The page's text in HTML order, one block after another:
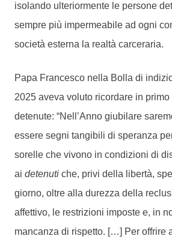
isolando ulteriormente le persone
sempre più impermeabile ad ogni
società esterna la realtà carceraria.
Papa Francesco nella Bolla di
2025 aveva voluto ricordare in
detenute: “Nell’Anno giubilare
essere segni tangibili di speranza
sorelle che vivono in condizioni di
ai detenuti che, privi della libertà,
giorno, oltre alla durezza della
affettivo, le restrizioni imposte e, in
mancanza di rispetto. […] Per offrire